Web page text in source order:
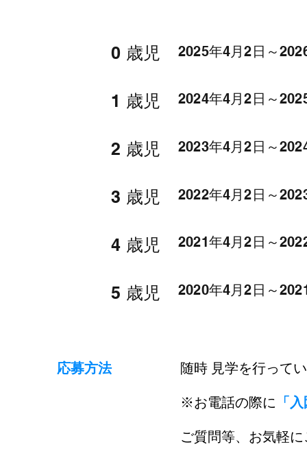
2023年4月2日～
2021年4月2日～
2022年4月2日～
2024年4月2日～
2025年4月2日～
2020年4月2日～
0 歳児
1 歳児
2 歳児
3 歳児
4 歳 児
5 歳児
応募方法随時 見学を行っています
※お電話の際に 「
ご質問等、お気軽にご連